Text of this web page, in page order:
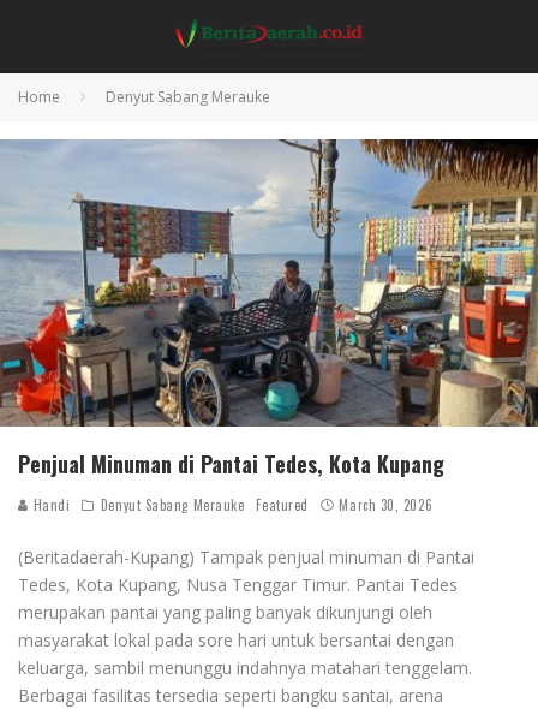
Home Denyut Sabang Merauke
Penjual Minuman di Pantai Tedes, Kota Kupang
Handi Denyut Sabang Merauke Featured March 30, 2026
(Beritadaerah-Kupang) Tampak penjual minuman di Pantai
Tedes, Kota Kupang, Nusa Tenggar Timur. Pantai Tedes
merupakan pantai yang paling banyak dikunjungi oleh
masyarakat lokal pada sore hari untuk bersantai dengan
keluarga, sambil menunggu indahnya matahari tenggelam.
Berbagai fasilitas tersedia seperti bangku santai, arena